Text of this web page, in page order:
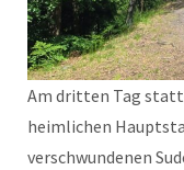
Am dritten Tag
heimlichen
verschwundenen